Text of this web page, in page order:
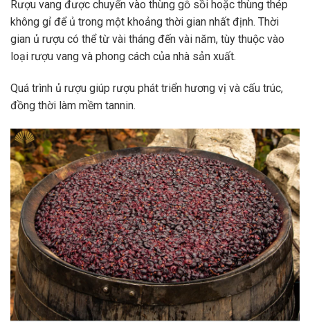
Rượu vang được chuyển vào thùng gỗ sồi hoặc thùng thép
không gỉ để ủ trong một khoảng thời gian nhất định. Thời
gian ủ rượu có thể từ vài tháng đến vài năm, tùy thuộc vào
loại rượu vang và phong cách của nhà sản xuất.
Quá trình ủ rượu giúp rượu phát triển hương vị và cấu trúc,
đồng thời làm mềm tannin.